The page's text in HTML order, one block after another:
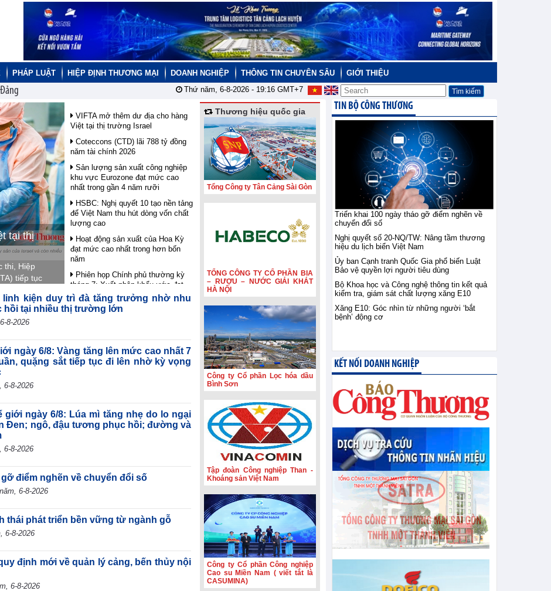
PHÁP LUẬT HIỆP ĐỊNH THƯƠNG MẠI DOANH NGHIỆP THÔNG TIN CHUYÊN SÂU GIỚI THIỆU
Thứ năm, 6-8-2026 - 19:16GMT+7
tại thị
thi, Hiệp
tiếp tục
VIFTA mở thêm dư địa cho hàng
Việt tại thị trường Israel
Coteccons (CTD) lãi 788 tỷ đồng
năm tài chính 2026
Sản lượng sản xuất công nghiệp
khu vực Eurozone đạt mức cao
nhất trong gần 4 năm rưỡi
HSBC: Nghị quyết 10 tạo nền tảng
để Việt Nam thu hút dòng vốn chất
lượng cao
Hoạt động sản xuất của Hoa Kỳ
đạt mức cao nhất trong hơn bốn
năm
Phiên họp Chính phủ thường kỳ
tháng 7: Xuất nhập khẩu ước đạt
659,6 tỷ USD, tăng 28,1%
Đầu tư công tăng tốc, CC1 mở
trăm nghìn vé 0 đồng
Gần 187 nghìn doanh nghiệp gia
linh kiện duy trì đà tăng trưởng nhờ nhu
hồi tại nhiều thị trường lớn
8-2026
ngày 6/8: Vàng tăng lên mức cao nhất 7
quặng sắt tiếp tục đi lên nhờ kỳ vọng
6-8-2026
ngày 6/8: Lúa mì tăng nhẹ do lo ngại
Đen; ngô, đậu tương phục hồi; đường và
6-8-2026
điểm nghẽn về chuyển đổi số
6-8-2026
thái phát triển bền vững từ ngành gỗ
6-8-2026
định mới về quản lý cảng, bến thủy nội
6-8-2026
Thương hiệu quốc gia
Tổng Công ty Tân Cảng Sài Gòn
TỔNG CÔNG TY CỔ PHẦN BIA
– RƯỢU – NƯỚC GIẢI KHÁT
HÀ NỘI
Công ty Cổ phần Lọc hóa dầu
Bình Sơn
Tập đoàn Công nghiệp Than -
Khoáng sản Việt Nam
Công ty Cổ phần Công nghiệp
Cao su Miền Nam ( viết tắt là
CASUMINA)
TIN BỘ CÔNG THƯƠNG
Triển khai 100 ngày tháo gỡ điểm nghẽn về
chuyển đổi số
Nghị quyết số 20-NQ/TW: Nâng tầm thương
hiệu du lịch biển Việt Nam
Ủy ban Cạnh tranh Quốc Gia phổ biến Luật
Bảo vệ quyền lợi người tiêu dùng
Bộ Khoa học và Công nghệ thông tin kết quả
kiểm tra, giám sát chất lượng xăng E10
Xăng E10: Góc nhìn từ những người ‘bắt
bệnh’ động cơ
KẾT NỐI DOANH NGHIỆP